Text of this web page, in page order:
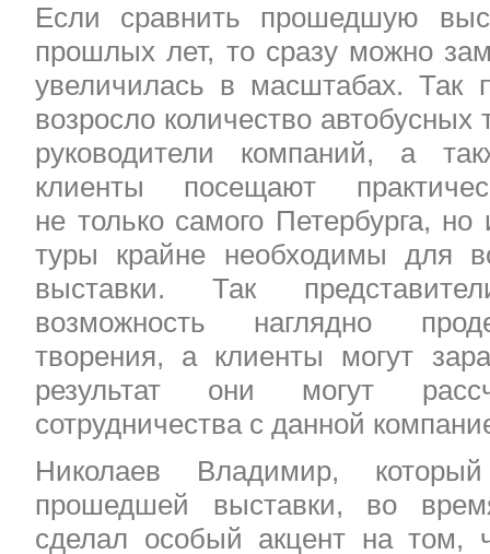
Если сравнить прошедшую
прошлых лет, то сразу можно
увеличилась в масштабах. Так
возросло количество
руководители компаний, а
клиенты посещают
не только самого Петербурга, но
туры крайне необходимы для
выставки. Так
возможность наглядно
творения, а клиенты могут
результат они могут
сотрудничества с данной
Николаев Владимир,
прошедшей выставки, во
сделал особый акцент на том,